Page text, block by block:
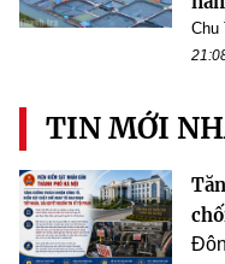
Chu
TIN MỚI